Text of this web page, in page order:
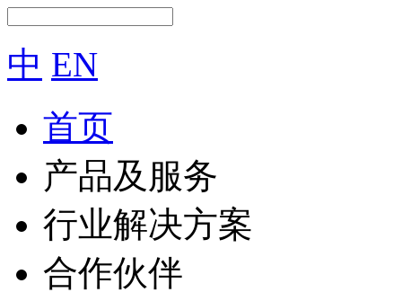
中 EN
首页
产品及服务
行业解决方案
合作伙伴